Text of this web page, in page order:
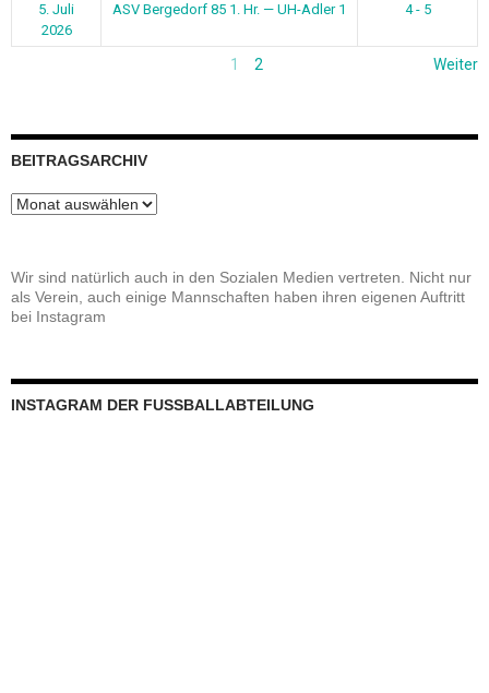
5. Juli
2026
ASV Bergedorf 85 1. Hr. — UH-Adler 1 4 - 5
1 2 Weiter
BEITRAGSARCHIV
Beitragsarchiv
Wir sind natürlich auch in den Sozialen Medien vertreten. Nicht nur
als Verein, auch einige Mannschaften haben ihren eigenen Auftritt
bei Instagram
INSTAGRAM DER FUSSBALLABTEILUNG